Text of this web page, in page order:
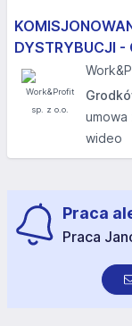
DYSTRYBUCJI -
umowa
wideo
Praca
Praca